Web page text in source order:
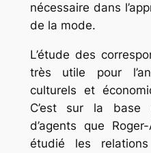
nécessaire dans
de la mode.
L’étude des
très utile pour
culturels et
C’est sur la base
d’agents que
étudié les